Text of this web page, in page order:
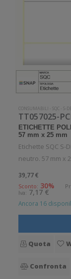
CONSUMABILI -SQC -S-
ETICHETTE
57 mm x 25 mm
Etichette SQC S-
neutro. 57 mm x
confezione. 3465
polipropilene
mm. Diametro
39,77 €
Sconto: 30%
Iva: 7,17 €
Ancora 16
Quota
Confronta